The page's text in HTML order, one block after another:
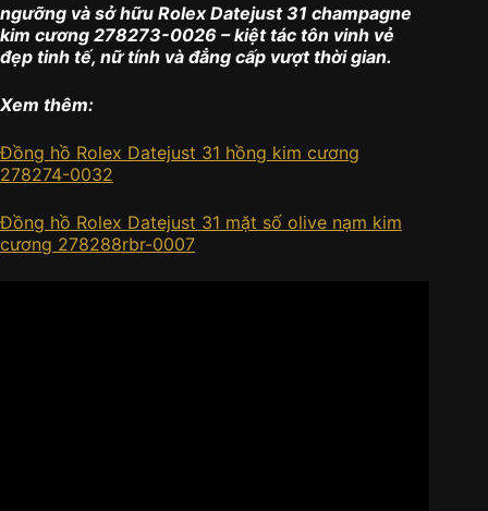
ngưỡng và sở hữu Rolex Datejust 31 champagne
kim cương 278273-0026 – kiệt tác tôn vinh vẻ
đẹp tinh tế, nữ tính và đẳng cấp vượt thời gian.
Xem thêm:
Đồng hồ Rolex Datejust 31 hồng kim cương
278274-0032
Đồng hồ Rolex Datejust 31 mặt số olive nạm kim
cương 278288rbr-0007